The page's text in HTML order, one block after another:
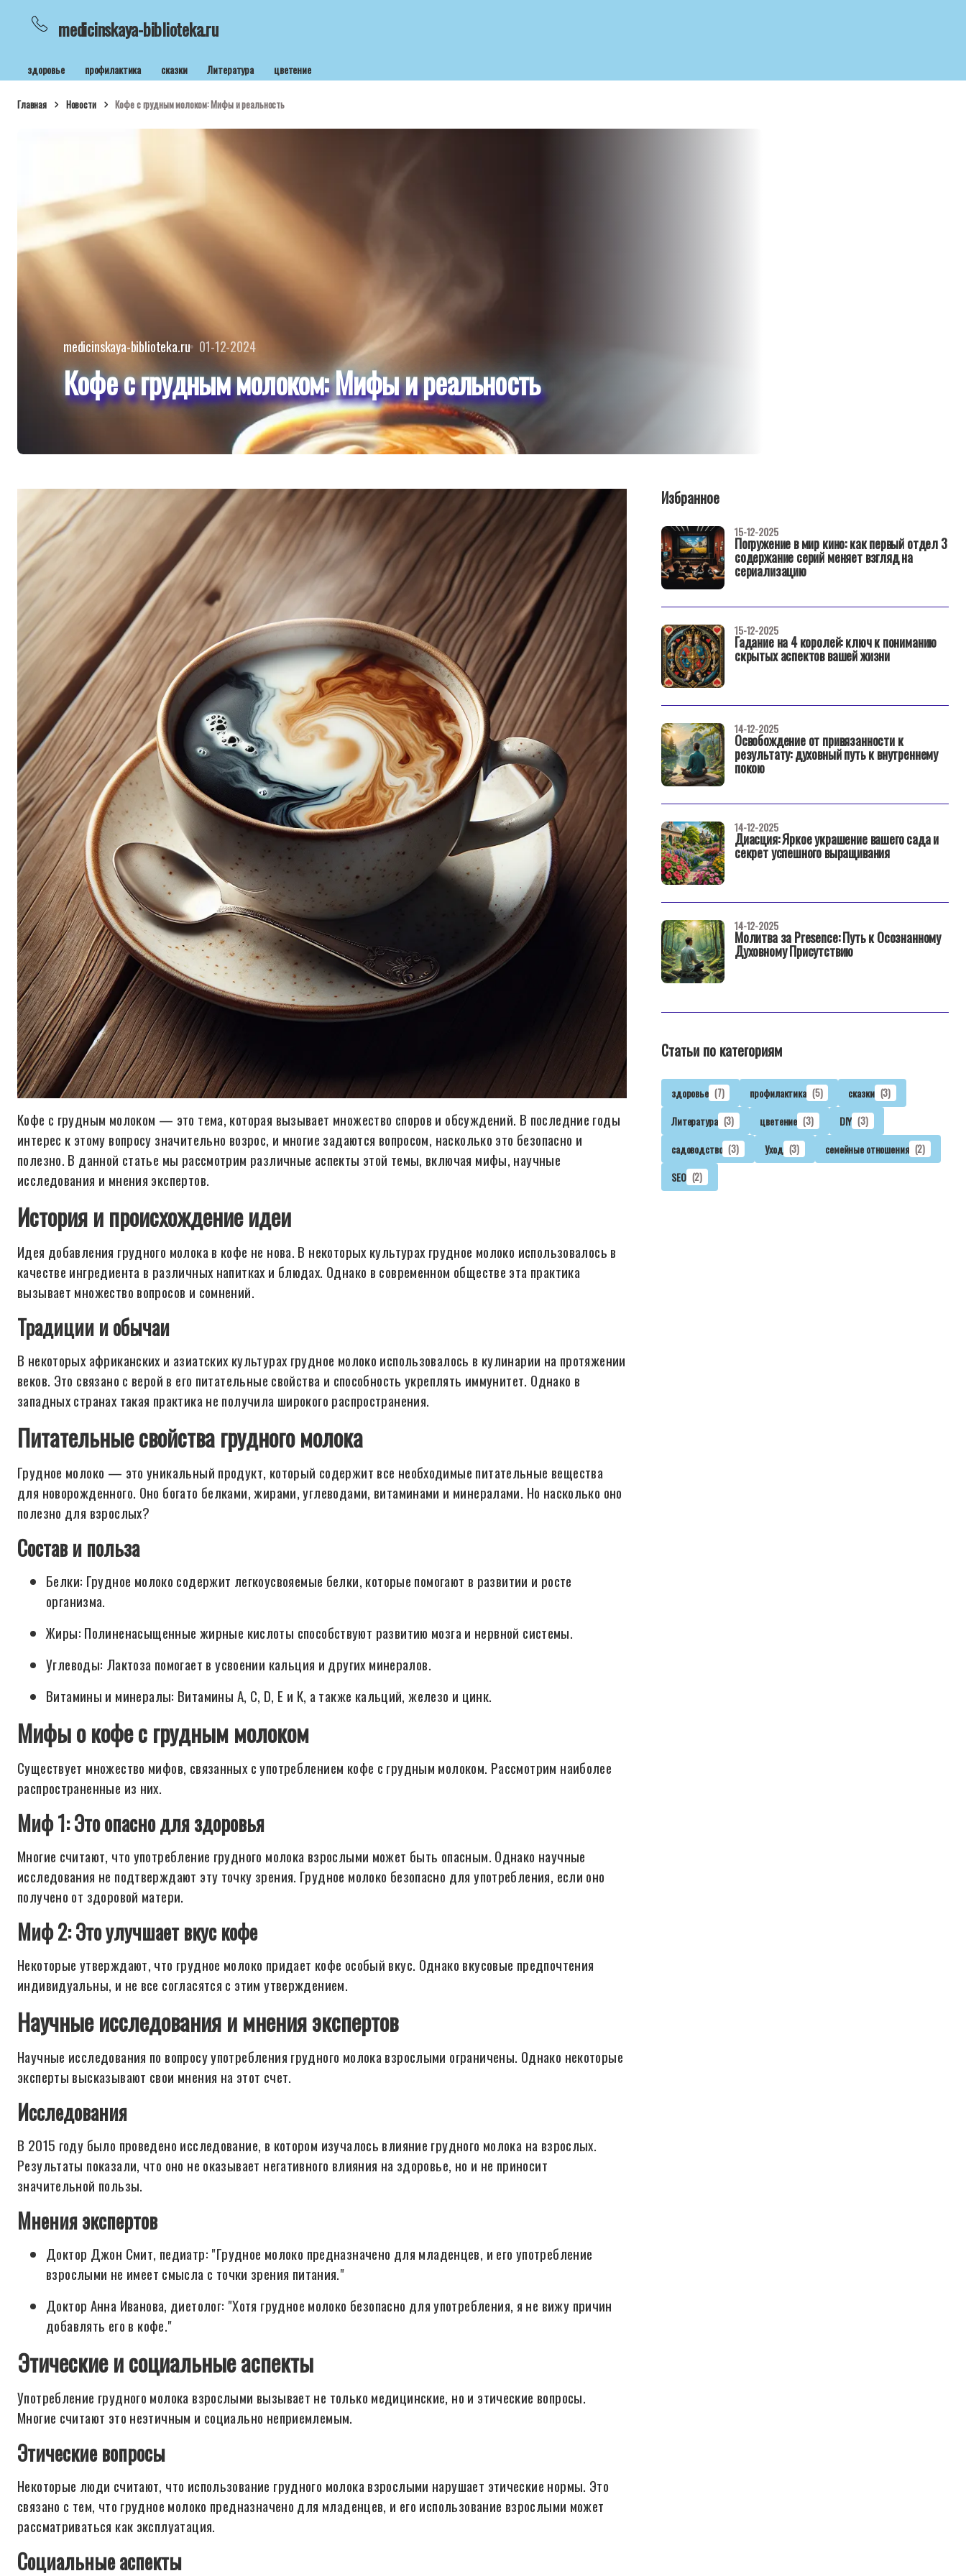
medicinskaya-biblioteka.ru
здоровье профилактика сказки Литература цветение
Главная Новости Кофе с грудным молоком: Мифы и реальность
medicinskaya-biblioteka.ru 01-12-2024
Кофе с грудным молоком: Мифы и реальность
Кофе с грудным молоком — это тема, которая вызывает множество споров и обсуждений. В последние годы
интерес к этому вопросу значительно возрос, и многие задаются вопросом, насколько это безопасно и
полезно. В данной статье мы рассмотрим различные аспекты этой темы, включая мифы, научные
исследования и мнения экспертов.
История и происхождение идеи
Идея добавления грудного молока в кофе не нова. В некоторых культурах грудное молоко использовалось в
качестве ингредиента в различных напитках и блюдах. Однако в современном обществе эта практика
вызывает множество вопросов и сомнений.
Традиции и обычаи
В некоторых африканских и азиатских культурах грудное молоко использовалось в кулинарии на протяжении
веков. Это связано с верой в его питательные свойства и способность укреплять иммунитет. Однако в
западных странах такая практика не получила широкого распространения.
Питательные свойства грудного молока
Грудное молоко — это уникальный продукт, который содержит все необходимые питательные вещества
для новорожденного. Оно богато белками, жирами, углеводами, витаминами и минералами. Но насколько оно
полезно для взрослых?
Состав и польза
Белки: Грудное молоко содержит легкоусвояемые белки, которые помогают в развитии и росте
организма.
Жиры: Полиненасыщенные жирные кислоты способствуют развитию мозга и нервной системы.
Углеводы: Лактоза помогает в усвоении кальция и других минералов.
Витамины и минералы: Витамины A, C, D, E и K, а также кальций, железо и цинк.
Мифы о кофе с грудным молоком
Существует множество мифов, связанных с употреблением кофе с грудным молоком. Рассмотрим наиболее
распространенные из них.
Миф 1: Это опасно для здоровья
Многие считают, что употребление грудного молока взрослыми может быть опасным. Однако научные
исследования не подтверждают эту точку зрения. Грудное молоко безопасно для употребления, если оно
получено от здоровой матери.
Миф 2: Это улучшает вкус кофе
Некоторые утверждают, что грудное молоко придает кофе особый вкус. Однако вкусовые предпочтения
индивидуальны, и не все согласятся с этим утверждением.
Научные исследования и мнения экспертов
Научные исследования по вопросу употребления грудного молока взрослыми ограничены. Однако некоторые
эксперты высказывают свои мнения на этот счет.
Исследования
В 2015 году было проведено исследование, в котором изучалось влияние грудного молока на взрослых.
Результаты показали, что оно не оказывает негативного влияния на здоровье, но и не приносит
значительной пользы.
Мнения экспертов
Доктор Джон Смит, педиатр: "Грудное молоко предназначено для младенцев, и его употребление
взрослыми не имеет смысла с точки зрения питания."
Доктор Анна Иванова, диетолог: "Хотя грудное молоко безопасно для употребления, я не вижу причин
добавлять его в кофе."
Этические и социальные аспекты
Употребление грудного молока взрослыми вызывает не только медицинские, но и этические вопросы.
Многие считают это неэтичным и социально неприемлемым.
Этические вопросы
Некоторые люди считают, что использование грудного молока взрослыми нарушает этические нормы. Это
связано с тем, что грудное молоко предназначено для младенцев, и его использование взрослыми может
рассматриваться как эксплуатация.
Социальные аспекты
Избранное
Погружение в мир кино: как первый отдел 3
содержание серий меняет взгляд на
сериализацию
15-12-2025
Гадание на 4 королей: ключ к пониманию
скрытых аспектов вашей жизни
15-12-2025
Освобождение от привязанности к
результату: духовный путь к внутреннему
покою
14-12-2025
Диасция: Яркое украшение вашего сада и
секрет успешного выращивания
14-12-2025
Молитва за Presence: Путь к Осознанному
Духовному Присутствию
14-12-2025
Статьи по категориям
здоровье (7) профилактика (5) сказки (3)
Литература (3) цветение (3) DIY (3)
садоводство (3) Уход (3) семейные отношения (2)
SEO (2)